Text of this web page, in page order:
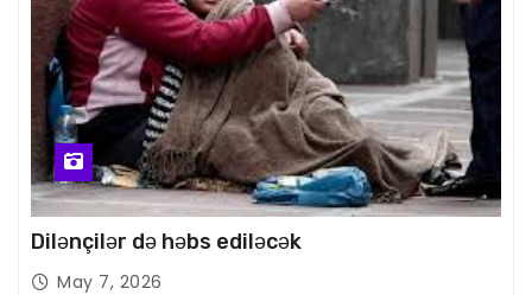
Dilənçilər də həbs ediləcək
May 7, 2026